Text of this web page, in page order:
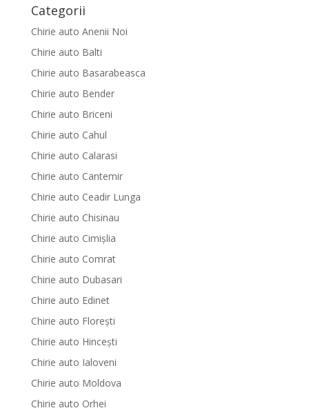
Categorii
Chirie auto Anenii Noi
Chirie auto Balti
Chirie auto Basarabeasca
Chirie auto Bender
Chirie auto Briceni
Chirie auto Cahul
Chirie auto Calarasi
Chirie auto Cantemir
Chirie auto Ceadir Lunga
Chirie auto Chisinau
Chirie auto Cimișlia
Chirie auto Comrat
Chirie auto Dubasari
Chirie auto Edinet
Chirie auto Florești
Chirie auto Hinceşti
Chirie auto Ialoveni
Chirie auto Moldova
Chirie auto Orhei